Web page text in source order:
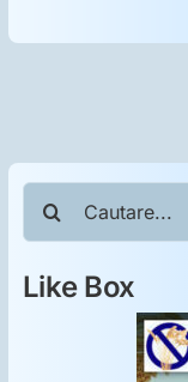
Cautare...
Like Box